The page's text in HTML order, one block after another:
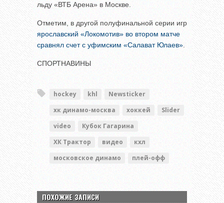
льду «ВТБ Арена» в Москве.
Отметим, в другой полуфинальной серии игр
ярославский «Локомотив» во втором матче
сравнял счет с уфимским «Салават Юлаев».
СПОРТНАВИНЫ
hockey khl
Newsticker
хк динамо-москва
хоккей
Slider
video
Кубок Гагарина
ХК Трактор
видео
кхл
московское динамо
плей-офф
ПОХОЖИЕ ЗАПИСИ